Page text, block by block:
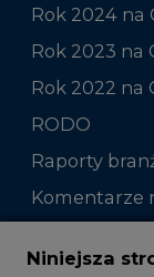
Rok 2024 na
Rok 2023 na
Rok 2022 na
RODO
Raporty
Komentarze
Zmiany
Niniejsza